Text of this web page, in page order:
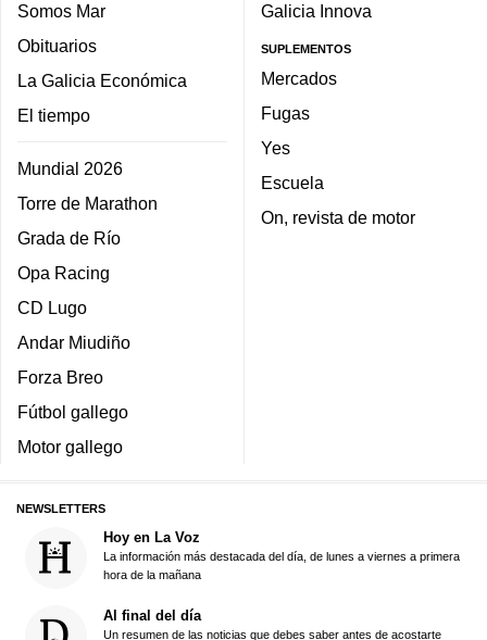
Somos Mar
Obituarios
La Galicia Económica
El tiempo
Mundial 2026
Torre de Marathon
Grada de Río
Opa Racing
CD Lugo
Andar Miudiño
Forza Breo
Fútbol gallego
Motor gallego
Galicia Innova
SUPLEMENTOS
Mercados
Fugas
Yes
Escuela
On, revista de motor
NEWSLETTERS
Hoy en La Voz
La información más destacada del día, de lunes a viernes a primera
hora de la mañana
Al final del día
Un resumen de las noticias que debes saber antes de acostarte